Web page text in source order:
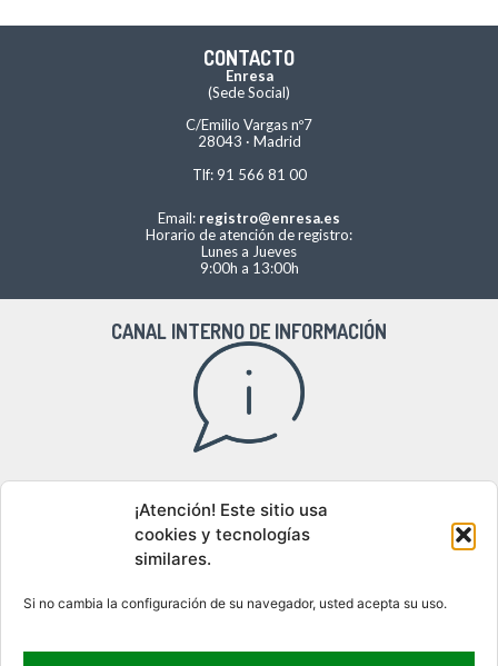
¡Atención! Este sitio usa
cookies y tecnologías
similares.
Si no cambia la configuración de su navegador, usted acepta su uso.
CONTACTO
Enresa
(Sede Social)
C/Emilio Vargas nº7
28043 · Madrid
Tlf: 91 566 81 00
Email: registro@enresa.es
Horario de atención de registro:
Lunes a Jueves
9:00h a 13:00h
CANAL INTERNO DE INFORMACIÓN
DÓNDE ESTAMOS